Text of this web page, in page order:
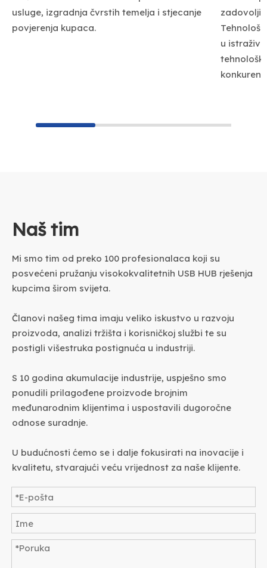
usluge, izgradnja čvrstih temelja i stjecanje
povjerenja kupaca.
u
Naš tim
Mi smo tim od preko 100 profesionalaca koji su
posvećeni pružanju visokokvalitetnih USB HUB rješenja
kupcima širom svijeta.
Članovi našeg tima imaju veliko iskustvo u razvoju
proizvoda, analizi tržišta i korisničkoj službi te su
postigli višestruka postignuća u industriji.
S 10 godina akumulacije industrije, uspješno smo
ponudili prilagođene proizvode brojnim
međunarodnim klijentima i uspostavili dugoročne
odnose suradnje.
U budućnosti ćemo se i dalje fokusirati na inovacije i
kvalitetu, stvarajući veću vrijednost za naše klijente.